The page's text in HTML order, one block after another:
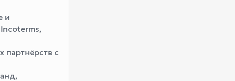
и
с